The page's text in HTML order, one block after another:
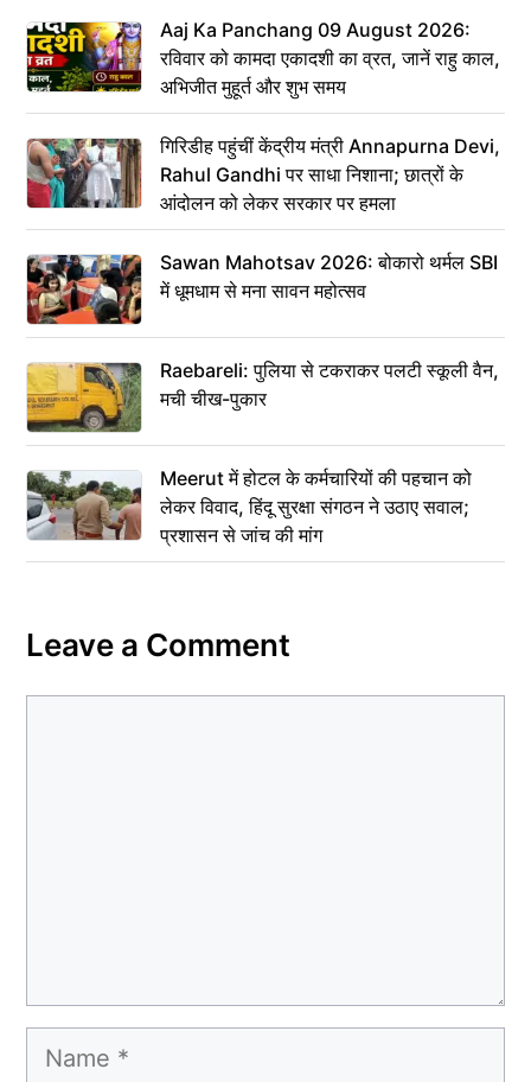
Aaj Ka Panchang 09 August 2026:
रविवार को कामदा एकादशी का व्रत, जानें राहु काल,
अभिजीत मुहूर्त और शुभ समय
गिरिडीह पहुंचीं केंद्रीय मंत्री Annapurna Devi,
Rahul Gandhi पर साधा निशाना; छात्रों के
आंदोलन को लेकर सरकार पर हमला
Sawan Mahotsav 2026: बोकारो थर्मल SBI
में धूमधाम से मना सावन महोत्सव
Raebareli: पुलिया से टकराकर पलटी स्कूली वैन,
मची चीख-पुकार
Meerut में होटल के कर्मचारियों की पहचान को
लेकर विवाद, हिंदू सुरक्षा संगठन ने उठाए सवाल;
प्रशासन से जांच की मांग
Leave a Comment
Name